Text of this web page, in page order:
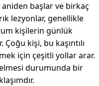
başlar ve birkaç
lezyonlar, genellikle
kişilerin günlük
kişi, bu kaşıntılı
için çeşitli yollar arar.
durumunda bir